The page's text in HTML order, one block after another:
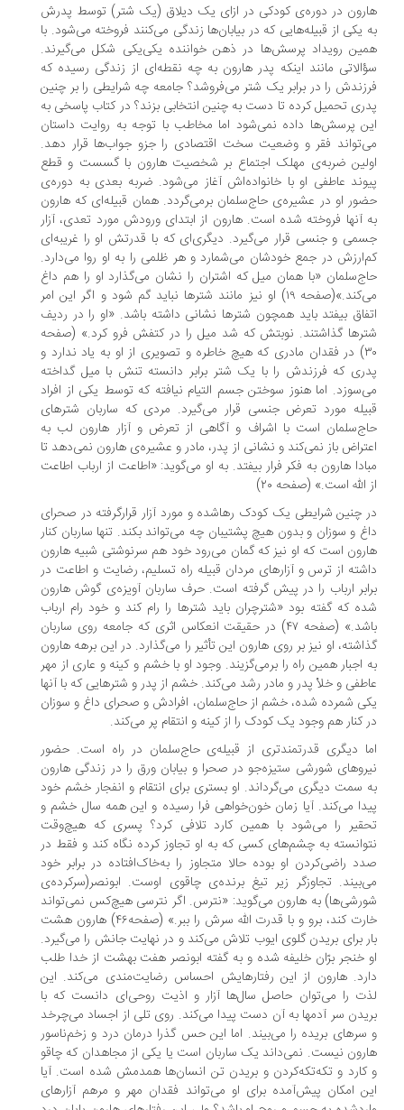
در دوره‌ی کودکی در ازای یک دیلاق (یک شتر) توسط پدرش
یکی از قبیله‌هایی که در بیابان‌ها زندگی می‌کنند فروخته می‌شود. با
رویداد پرسش‌ها در ذهن خواننده یکی‌یکی شکل می‌گیرند.
مانند اینکه پدر هارون به چه نقطه‌ای از زندگی رسیده که
را در برابر یک شتر می‌فروشد؟ جامعه چه شرایطی را بر چنین
تحمیل کرده تا دست به چنین انتخابی بزند؟ در کتاب پاسخی به
پرسش‌ها داده نمی‌شود اما مخاطب با توجه به روایت داستان
فقر و وضعیت سخت اقتصادی را جزو جواب‌ها قرار دهد.
ضربه‌ی مهلک اجتماع بر شخصیت هارون با گسست و قطع
عاطفی او با خانواده‌اش آغاز می‌شود. ضربه بعدی به دوره‌ی
او در عشیره‌ی حاج‌سلمان برمی‌گردد. همان قبیله‌ای که هارون
آنها فروخته‌ شده ‌است. هارون از ابتدای ورودش مورد تعدی، آزار
و جنسی قرار می‌گیرد. دیگری‌ا‌ی که با قدرتش او را غریبه‌ای
در جمع خودشان می‌شمارد و هر ظلمی را به او روا می‌دارد.
«با همان میل که اشتران را نشان می‌گذارد او را هم داغ
می‌کند.»(صفحه‌ ۱۹) او نیز مانند شترها نباید گم شود و اگر این امر
بیفتد باید همچون شترها نشانی داشته باشد. «او را در ردیف
گذاشتند. نوبتش که شد میل را در کتفش فرو کرد.» (صفحه‌
۳۰) در فقدان مادری که هیچ خاطره و تصویری از او به یاد ندارد و
که فرزندش را با یک شتر برابر دانسته تنش با میل گداخته
اما هنوز سوختن جسم التیام نیافته که توسط یکی از افراد
مورد تعرض جنسی قرار می‌گیرد. مردی که ساربان شترهای
است با اشراف و آگاهی از تعرض و آزار هارون لب به
باز نمی‌کند و نشانی از پدر، مادر و عشیره‌ی ‌هارون نمی‌دهد تا
هارون به فکر فرار بیفتد. به او می‌گوید: «اطاعت از ارباب اطاعت
الله است.» (صفحه‌ ۲۰)
چنین شرایطی یک کودک رهاشده و مورد آزار قرارگرفته در صحرای
و سوزان و بدون هیچ پشتیبان چه می‌تواند بکند. تنها ساربان کنار
است که او نیز که گمان می‌رود خود هم سرنوشتی شبیه هارون
از ترس و آزارهای مردان قبیله راه تسلیم، رضایت و اطاعت در
ارباب را در پیش گرفته ‌است. حرف ساربان آویزه‌ی گوش هارون
که گفته ‌بود «شترچران باید شترها را رام کند و خود رام ارباب
باشد.» (صفحه‌ ۴۷) در حقیقت انعکاس اثری که جامعه روی ساربان
او نیز بر روی هارون این تأثیر را می‌گذارد. در این برهه هارون
اجبار همین راه را برمی‌گزیند. وجود او با خشم و کینه و عاری از مهر
و خلأ پدر و مادر رشد می‌کند. خشم از پدر و شترهایی که با آنها
شمرده ‌شده، خشم از حاج‌سلمان، افرادش و صحرای داغ و سوزان
کنار هم وجود یک کودک را از کینه و انتقام پر می‌کند.
دیگری قدرتمندتری از قبیله‌ی حاج‌سلمان در راه است. حضور
شورشی ستیزه‌جو در صحرا و بیابان ورق را در زندگی هارون
سمت دیگری می‌گرداند. او بستری برای انتقام و انفجار خشم خود
می‌کند. آیا زمان خون‌خواهی فرا رسیده و این‌ همه سال خشم و
را می‌شود با همین کارد تلافی کرد؟ پسری که هیچ‌وقت
به چشم‌های کسی که به او تجاوز کرده نگاه کند و فقط در
راضی‌کردن او بوده حالا متجاوز را به‌خاک‌افتاده در برابر خود
تجاوزگر زیر تیغ برنده‌ی چاقوی اوست. ابونصر(سرکرده‌ی
به هارون می‌گوید: «نترس. اگر نترسی هیچ‌کس نمی‌تواند
خارت کند، برو و با قدرت الله سرش را ببر.» (صفحه۴۶) هارون هشت
برای بریدن گلوی ایوب تلاش می‌کند و در نهایت جانش را می‌گیرد.
خنجر برّان خلیفه شده و به گفته ابونصر هفت بهشت از خدا طلب
هارون از این رفتارهایش احساس رضایت‌مندی می‌کند. این
را می‌توان حاصل سال‌ها آزار و اذیت روحی‌ای دانست که با
سر آد‌مها به آن دست پیدا می‌کند. روی تلی از اجساد می‌چرخد
بریده را می‌بیند. اما این حس گذرا درمان درد و زخم‌ناسور
نیست. نمی‌داند یک ساربان است یا یکی از مجاهدان که چاقو
و تکه‌تکه‌کردن و بریدن تن انسان‌ها همدمش شده‌ است. آیا
امکان پیش‌آمده برای او می‌تواند فقدان مهر و مرهم آزارهای